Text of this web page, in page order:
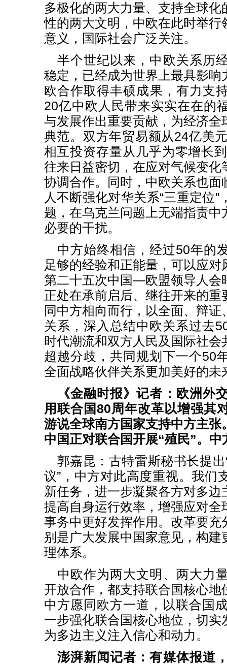
多极化的两大力量、支持全球
性的两大文明，中欧在此时举行
意义，国际社会广泛关注。
半个世纪以来，中欧关系历
稳定，已经成为世界上最具影响
欧合作取得丰硕成果，有力支
20亿中欧人民带来实实在在的
与发展作出重要贡献，为经济全
典范。双方年贸易额从24亿美
相互投资存量从几乎为零增长
往来日益密切，在应对气候变化
协调合作。同时，中欧关系也面
人不断强化对华关系“三重定位
题，在乌克兰问题上无端指责中
必要的干扰。
中方始终相信，经过50年的
足够的经验和正能量，可以应
第二十五次中国—欧盟领导人会
正处在承前启后、继往开来的重
同中方相向而行，以全面、辩
关系，深入总结中欧关系过去
时代潮流和双方人民及国际社
超越分歧，共同规划下一个50
全面战略伙伴关系更加美好的未
《金融时报》记者：欧洲外
用联合国80周年改革以增强其
游说全球南方国家支持中方主张
中国正对联合国开展“殖民”。
郭嘉昆： 古特雷斯秘书长提
议”，中方对此高度重视。我们
新任务，进一步凝聚各方对多边
提高自身运行效率，增强应对全
事务中更好发挥作用。改革要充
别是广大发展中国家意见，构建
理体系。
中欧作为两大文明、两大力
开放合作，都支持联合国核心地
中方愿同欧方一道，以联合国
一步强化联合国核心地位，切实
为多边主义注入信心和动力。
澎湃新闻记者：有媒体报道